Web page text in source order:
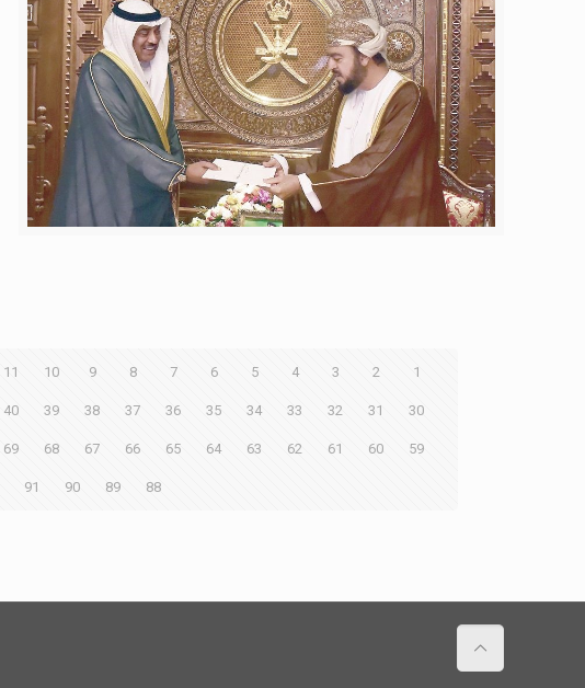
1
2
3
4
5
6
7
8
9
10
11
30
31
32
33
34
35
36
37
38
39
40
59
60
61
62
63
64
65
66
67
68
69
88
89
90
91